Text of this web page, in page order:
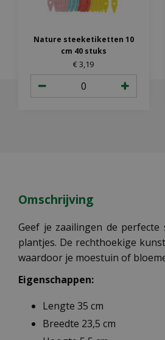
Nature steeketiketten 10
cm 40 stuks
€3,19
Omschrijving
Geef je zaailingen de
plantjes. De rechthoekige
waardoor je moestuin of
Eigenschappen:
Lengte 35 cm
Breedte 23,5 cm